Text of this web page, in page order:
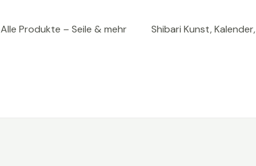
Alle Produkte – Seile & mehr Shibari Kunst,